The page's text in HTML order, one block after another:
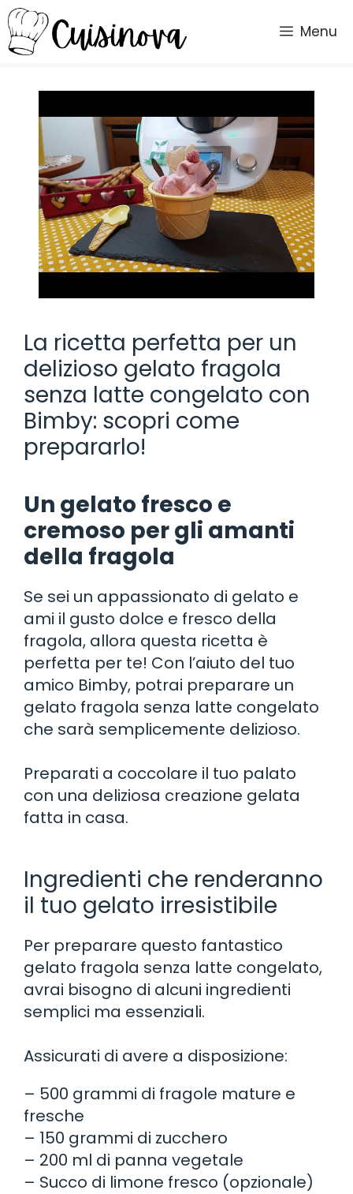
Vai
al
contenuto
Menu
La ricetta perfetta per un
delizioso gelato fragola
senza latte congelato con
Bimby: scopri come
prepararlo!
Un gelato fresco e
cremoso per gli amanti
della fragola
Se sei un appassionato di gelato e
ami il gusto dolce e fresco della
fragola, allora questa ricetta è
perfetta per te! Con l’aiuto del tuo
amico Bimby, potrai preparare un
gelato fragola senza latte congelato
che sarà semplicemente delizioso.
Preparati a coccolare il tuo palato
con una deliziosa creazione gelata
fatta in casa.
Ingredienti che renderanno
il tuo gelato irresistibile
Per preparare questo fantastico
gelato fragola senza latte congelato,
avrai bisogno di alcuni ingredienti
semplici ma essenziali.
Assicurati di avere a disposizione:
– 500 grammi di fragole mature e
fresche
– 150 grammi di zucchero
– 200 ml di panna vegetale
– Succo di limone fresco (opzionale)